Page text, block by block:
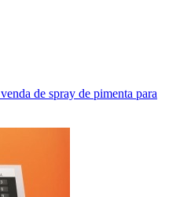
de spray de pimenta para